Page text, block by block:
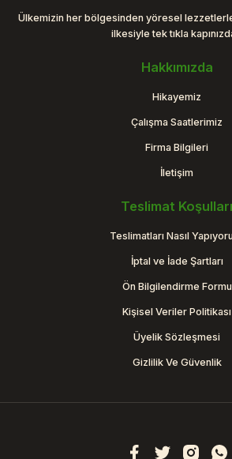
Ülkemizin her bölgesinden yöresel
ilkesiyle tek tıkla
Hakkımızda
Hikayemiz
Çalışma Saatlerimiz
Firma Bilgileri
İletişim
Teslimat Koşulları
Teslimatları Nasıl
İptal ve İade Şartları
Ön Bilgilendirme Formu
Kişisel Veriler Politikası
Üyelik Sözleşmesi
Gizlilik Ve Güvenlik